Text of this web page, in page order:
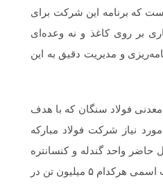
که برنامه این شرکت برای
۱۴۰۳ نه شعاری بر روی کاغذ و نه وعده‌ای
و مدیریت دقیق به این
فولاد سنگان که با هدف
مورد نیاز شرکت فولاد مبارکه
واحد گندله و کنسانتره
سازی این شرکت به ظرفیت اسمی هرکدام ۵ میلیون تن در